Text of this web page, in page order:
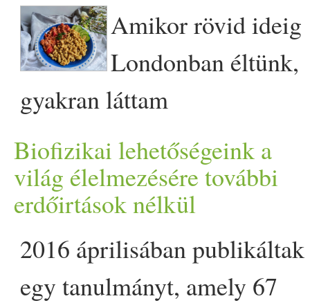
nílusi vírus, a dengue-
egzotikus betegségek,
tartanak atrópusi
first on Prove.hu.
Amikor rövid ideig
Londonban éltünk,
gyakran láttam
zöldségeseknél egy igen
növényt, dinnyére hasonlító
mérettel, olyan tüskésnek
tűnő küllemmel, héjjal, de
nem tudtam mire való, nem
Biofizikai lehetőségeink a
világ élelmezésére további
erdőirtások nélkül
2016 áprilisában publikáltak
egy tanulmányt, amely 67